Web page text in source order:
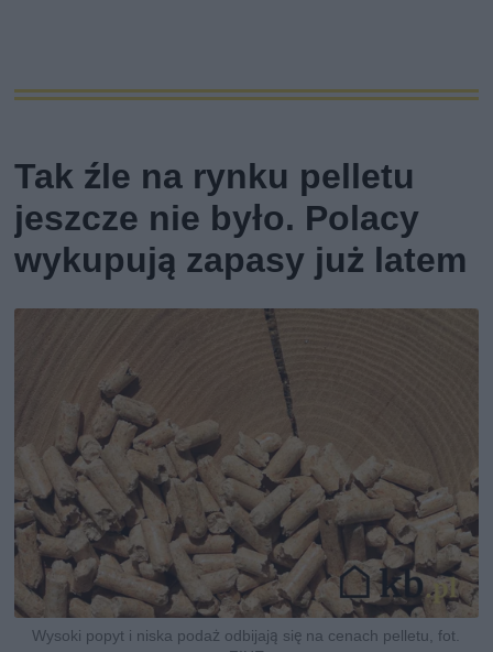
Tak źle na rynku pelletu
jeszcze nie było. Polacy
wykupują zapasy już latem
Wysoki popyt i niska podaż odbijają się na cenach pelletu, fot.